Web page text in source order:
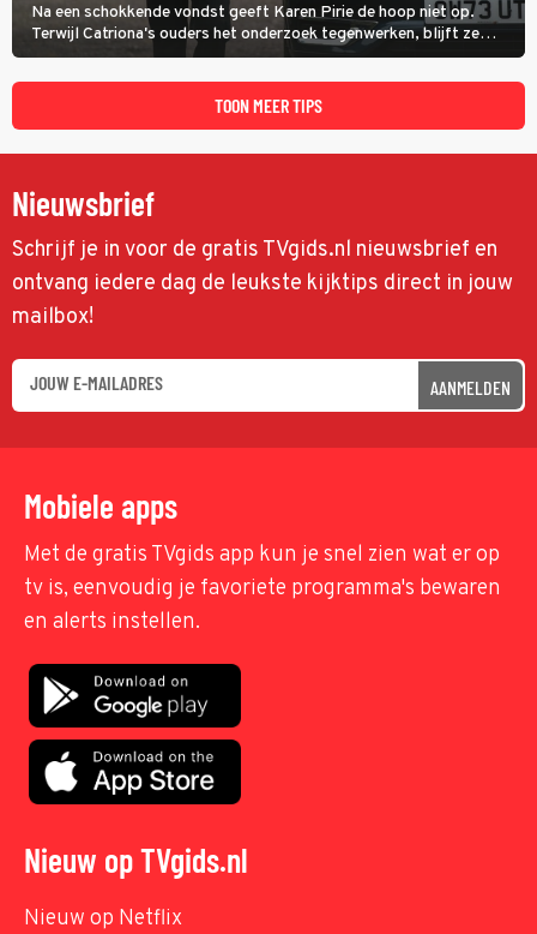
Na een schokkende vondst geeft Karen Pirie de hoop niet op.
Terwijl Catriona's ouders het onderzoek tegenwerken, blijft ze
speuren naar Adam. In deze slotaflevering van Karen Pirie leidt het
spoor via Frankrijk en Italië naar Malta.
TOON MEER TIPS
Nieuwsbrief
Schrijf je in voor de gratis TVgids.nl nieuwsbrief en
ontvang iedere dag de leukste kijktips direct in jouw
mailbox!
AANMELDEN
Mobiele apps
Met de gratis TVgids app kun je snel zien wat er op
tv is, eenvoudig je favoriete programma's bewaren
en alerts instellen.
Nieuw op TVgids.nl
Nieuw op Netflix